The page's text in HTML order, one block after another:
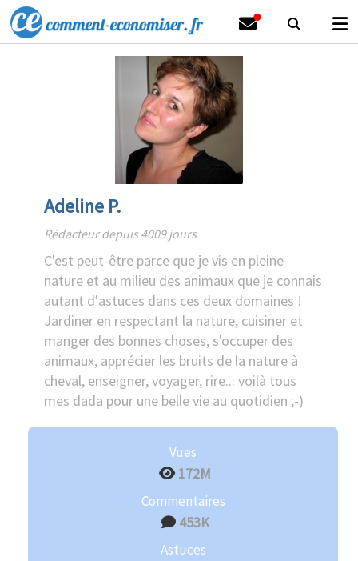
Adeline P.
Rédacteur depuis 4009 jours
C'est peut-être parce que je vis en pleine
nature et au milieu des animaux que je connais
autant d'astuces dans ces deux domaines !
Jardiner en respectant la nature, cuisiner et
manger des bonnes choses, s'occuper des
animaux, apprécier les bruits de la nature à
cheval, enseigner, voyager, rire... voilà tous
mes dada pour une belle vie au quotidien ;-)
Vues
172M
Commentaires
453K
Astuces